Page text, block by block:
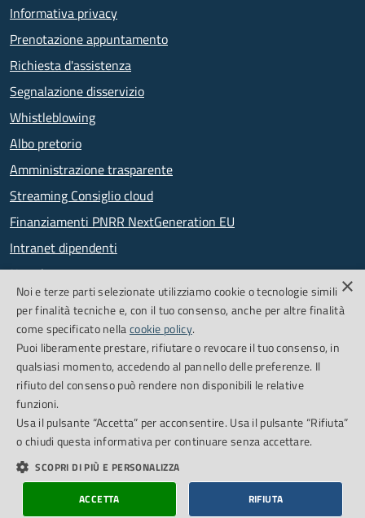
Informativa privacy
Prenotazione appuntamento
Richiesta d'assistenza
Segnalazione disservizio
Whistleblowing
Albo pretorio
Amministrazione trasparente
Streaming Consiglio cloud
Finanziamenti PNRR NextGeneration EU
Intranet dipendenti
Newsletter
PagoPA
SEGUICI SU
FacebookFeed RSS
Cookie Policy
Credits
Dichiarazione di accessibilità
Obiettivi accessibilità
×
Noi e terze parti selezionate utilizziamo cookie o tecnologie simili
per finalità tecniche e, con il tuo consenso, anche per altre finalità
come specificato nellacookie policy.
Puoi liberamente prestare, rifiutare o revocare il tuo consenso, in
qualsiasi momento, accedendo al pannello delle preferenze. Il
rifiuto del consenso può rendere non disponibili le relative
funzioni.
Usa il pulsante “Accetta” per acconsentire. Usa il pulsante “Rifiuta”
o chiudi questa informativa per continuare senza accettare.
SCOPRI DI PIÙ E PERSONALIZZA
ACCETTA RIFIUTA